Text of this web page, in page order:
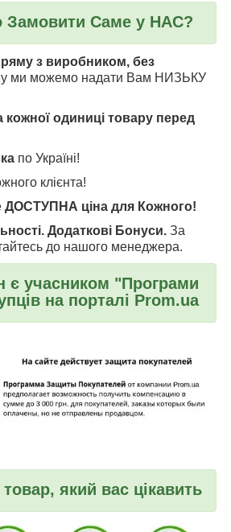
Замовити Саме у НАС?
з виробником, без
ми можемо надати Вам НИЗЬКУ
кожної одиниці товару перед
по Україні!
клієнта!
ДОСТУПНА ціна для Кожного!
Додаткові Бонуси. За
до нашого менеджера.
є учасником "Програми
на порталі Prom.ua
який вас цікавить